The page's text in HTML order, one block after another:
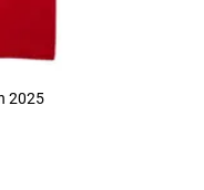
2025